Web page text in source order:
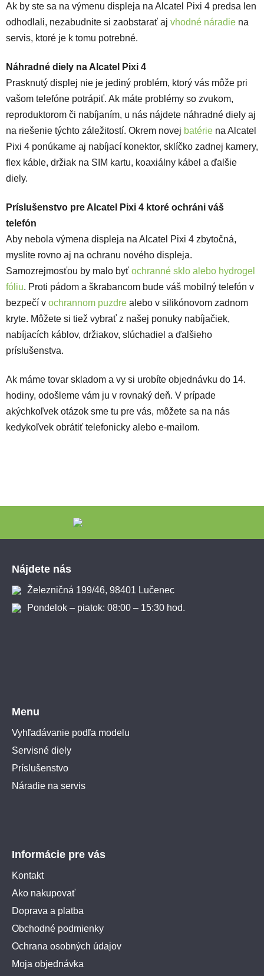
Ak by ste sa na výmenu displeja na Alcatel Pixi 4 predsa len
odhodlali, nezabudnite si zaobstarať aj vhodné náradie na
servis, ktoré je k tomu potrebné.
Náhradné diely na Alcatel Pixi 4
Prasknutý displej nie je jediný problém, ktorý vás môže pri
vašom telefóne potrápiť. Ak máte problémy so zvukom,
reproduktorom či nabíjaním, u nás nájdete náhradné diely aj
na riešenie týchto záležitostí. Okrem novej batérie na Alcatel
Pixi 4 ponúkame aj nabíjací konektor, sklíčko zadnej kamery,
flex káble, držiak na SIM kartu, koaxiálny kábel a ďalšie
diely.
Príslušenstvo pre Alcatel Pixi 4 ktoré ochráni váš
telefón
Aby nebola výmena displeja na Alcatel Pixi 4 zbytočná,
myslite rovno aj na ochranu nového displeja.
Samozrejmosťou by malo byť ochranné sklo alebo hydrogel
fóliu. Proti pádom a škrabancom bude váš mobilný telefón v
bezpečí v ochrannom puzdre alebo v silikónovom zadnom
kryte. Môžete si tiež vybrať z našej ponuky nabíjačiek,
nabíjacích káblov, držiakov, slúchadiel a ďalšieho
príslušenstva.
Ak máme tovar skladom a vy si urobíte objednávku do 14.
hodiny, odošleme vám ju v rovnaký deň. V prípade
akýchkoľvek otázok sme tu pre vás, môžete sa na nás
kedykoľvek obrátiť telefonicky alebo e-mailom.
Nájdete nás
Železničná 199/46, 98401 Lučenec
Pondelok – piatok: 08:00 – 15:30 hod.
Menu
Vyhľadávanie podľa modelu
Servisné diely
Príslušenstvo
Náradie na servis
Informácie pre vás
Kontakt
Ako nakupovať
Doprava a platba
Obchodné podmienky
Ochrana osobných údajov
Moja objednávka